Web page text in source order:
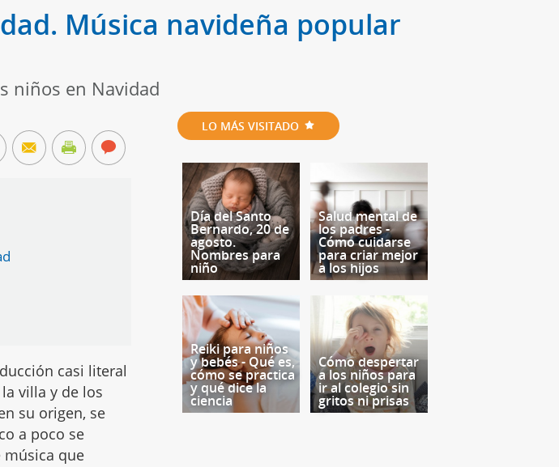
Música navideña popular
niños en Navidad
casi literal
villa y de los
su origen, se
a poco se
música que
LO MÁS VISITADO
Día del Santo
Bernardo, 20 de
agosto.
Nombres para
niño
Salud mental de
los padres -
Cómo cuidarse
para criar mejor
a los hijos
Reiki para niños
y bebés - Qué es,
cómo se practica
y qué dice la
ciencia
Cómo despertar
a los niños para
ir al colegio sin
gritos ni prisas